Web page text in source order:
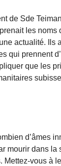
de Sde
les noms
actualité. Ils
qui prennent
que les
d’âmes
mourir dans
vous à